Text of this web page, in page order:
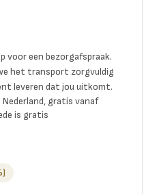
voor een bezorgafspraak.
het transport zorgvuldig
leveren dat jou uitkomt.
gratis vanaf
is gratis